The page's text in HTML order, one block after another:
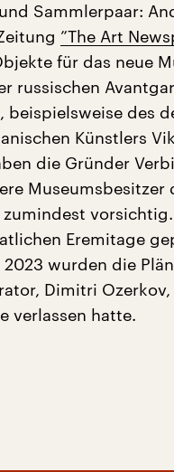
Sammlerpaar:
”The Art
für das neue
russischen
beispielsweise des
Künstlers
die Gründer
Museumsbesitzer
Eremitage
wurden die
Dimitri
verlassen hatte.